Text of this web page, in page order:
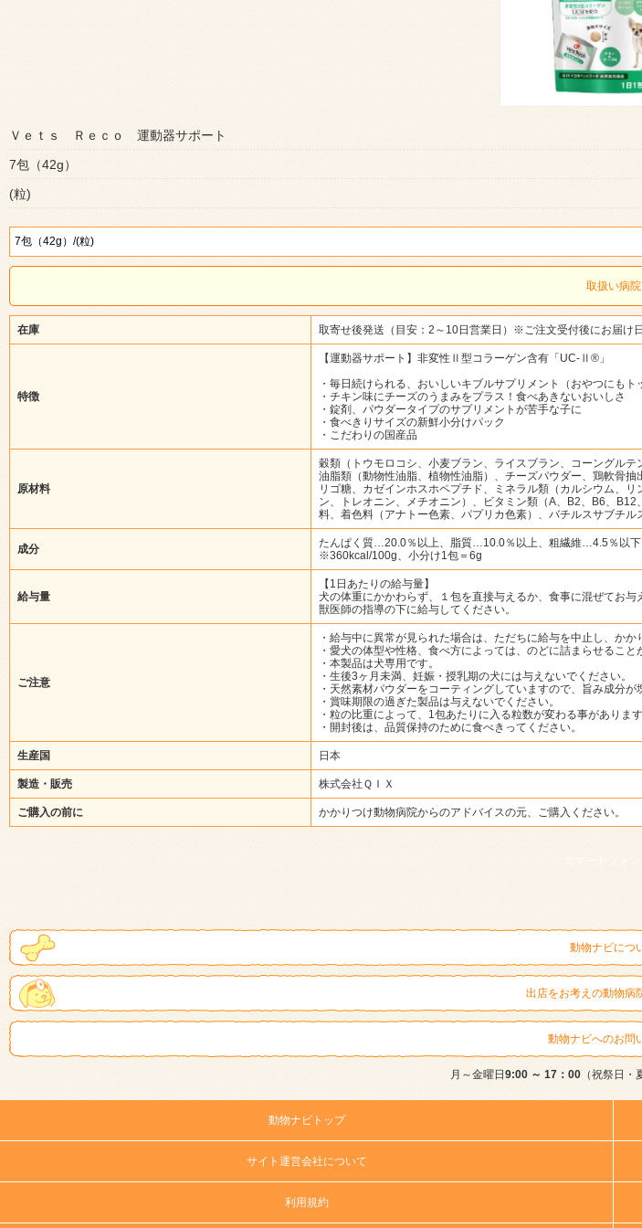
Ｖｅｔｓ Ｒｅｃｏ 運動器サポート
7包（42g）
(粒)
取扱い病院
在庫 取寄せ後発送（目安：2～10日営業日）※ご注文受付後にお届け
特徴
【運動器サポート】非変性Ⅱ型コラーゲン含有「UC-Ⅱ®」
・毎日続けられる、おいしいキブルサプリメント（おやつにもト
・チキン味にチーズのうまみをプラス！食べあきないおいしさ
・錠剤、パウダータイプのサプリメントが苦手な子に
・食べきりサイズの新鮮小分けパック
・こだわりの国産品
原材料
穀類（トウモロコシ、小麦ブラン、ライスブラン、コーングル
油脂類（動物性油脂、植物性油脂）、チーズパウダー、鶏軟骨
リゴ糖、カゼインホスホペプチド、ミネラル類（カルシウム、
ン、トレオニン、メチオニン）、ビタミン類（A、B2、B6、
料、着色料（アナトー色素、パプリカ色素）、バチルスサブチル
成分
たんぱく質…20.0％以上、脂質…10.0％以上、粗繊維…4.5％以
※360kcal/100g、小分け1包＝6g
給与量
【1日あたりの給与量】
犬の体重にかかわらず、１包を直接与えるか、食事に混ぜてお与
獣医師の指導の下に給与してください。
ご注意
・給与中に異常が見られた場合は、ただちに給与を中止し、かか
・愛犬の体型や性格、食べ方によっては、のどに詰まらせること
・本製品は犬専用です。
・生後3ヶ月未満、妊娠・授乳期の犬には与えないでください。
・天然素材パウダーをコーティングしていますので、旨み成分
・賞味期限の過ぎた製品は与えないでください。
・粒の比重によって、1包あたりに入る粒数が変わる事がありま
・開封後は、品質保持のために食べきってください。
生産国 日本
製造・販売 株式会社ＱＩＸ
ご購入の前に かかりつけ動物病院からのアドバイスの元、ご購入ください。
スマートフォン |
動物ナビにつ
出店をお考えの動物病
動物ナビへのお問
月～金曜日9:00 ～ 17：00（祝祭日・
動物ナビトップ
サイト運営会社について
利用規約